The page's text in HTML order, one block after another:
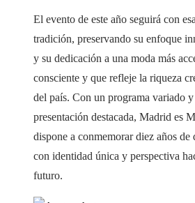
El evento de este año seguirá con esa
tradición, preservando su enfoque
y su dedicación a una moda más
consciente y que refleje la riqueza
del país. Con un programa variado y
presentación destacada, Madrid es
dispone a conmemorar diez años de
con identidad única y perspectiva
futuro.